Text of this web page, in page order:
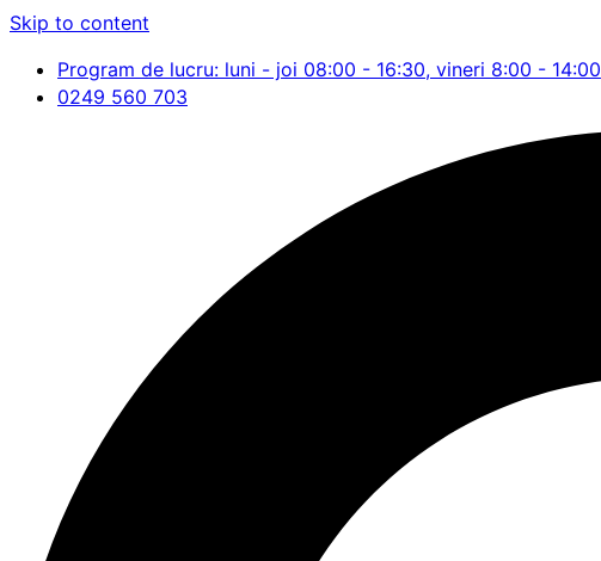
Skip to content
Program de lucru: luni - joi 08:00 - 16:30, vineri 8:00 - 14:00
0249 560 703